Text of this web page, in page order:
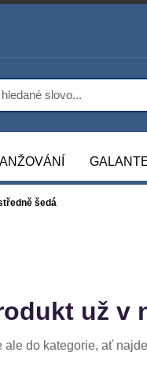
šedá
už v
ale do kategorie, ať